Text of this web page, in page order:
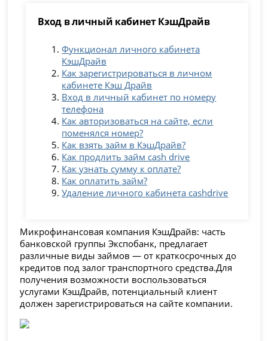
Вход в личный кабинет КэшДрайв
Функционал личного кабинета
КэшДрайв
Как зарегистрироваться в личном
кабинете Кэш Драйв
Вход в личный кабинет по номеру
телефона
Как авторизоваться на сайте, если
поменялся номер?
Как взять займ в КэшДрайв?
Как продлить займ cash drive
Как узнать сумму к оплате?
Как оплатить займ?
Удаление личного кабинета cashdrive
Микрофинансовая компания КэшДрайв: часть
банковской группы Экспобанк, предлагает
различные виды займов — от краткосрочных до
кредитов под залог транспортного средства.Для
получения возможности воспользоваться
услугами КэшДрайв, потенциальный клиент
должен зарегистрироваться на сайте компании.